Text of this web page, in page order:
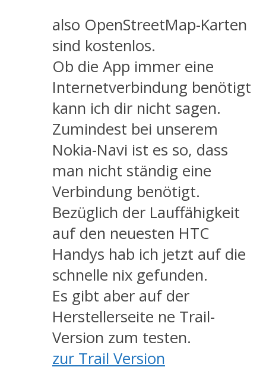
also OpenStreetMap-Karten
sind kostenlos.
Ob die App immer eine
Internetverbindung benötigt
kann ich dir nicht sagen.
Zumindest bei unserem
Nokia-Navi ist es so, dass
man nicht ständig eine
Verbindung benötigt.
Bezüglich der Lauffähigkeit
auf den neuesten HTC
Handys hab ich jetzt auf die
schnelle nix gefunden.
Es gibt aber auf der
Herstellerseite ne Trail-
Version zum testen.
zur Trail Version